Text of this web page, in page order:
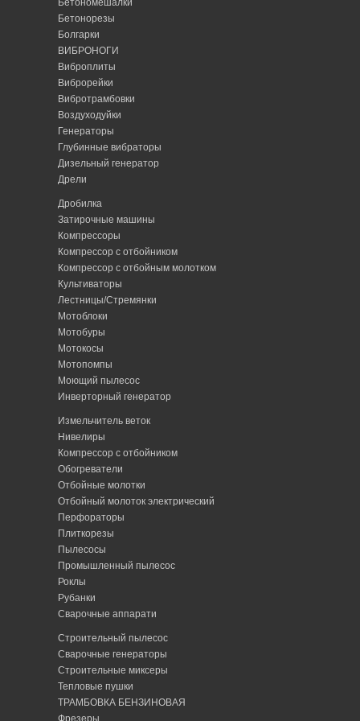
Бетономешалки
Бетонорезы
Болгарки
ВИБРОНОГИ
Виброплиты
Виброрейки
Вибротрамбовки
Воздуходуйки
Генераторы
Глубинные вибраторы
Дизельный генератор
Дрели
Дробилка
Затирочные машины
Компрессоры
Компрессор с отбойником
Компрессор с отбойным молотком
Культиваторы
Лестницы/Стремянки
Мотоблоки
Мотобуры
Мотокосы
Мотопомпы
Моющий пылесос
Инверторный генератор
Измельчитель веток
Нивелиры
Компрессор с отбойником
Обогреватели
Отбойные молотки
Отбойный молоток электрический
Перфораторы
Плиткорезы
Пылесосы
Промышленный пылесос
Роклы
Рубанки
Сварочные аппарати
Строительный пылесос
Сварочные генераторы
Строительные миксеры
Тепловые пушки
ТРАМБОВКА БЕНЗИНОВАЯ